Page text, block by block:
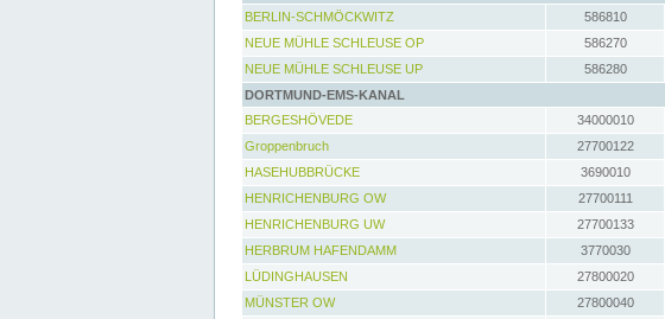
BERLIN-SCHMÖCKWITZ
586810
NEUE MÜHLE SCHLEUSE OP
586270
NEUE MÜHLE SCHLEUSE UP
586280
DORTMUND-EMS-KANAL
BERGESHÖVEDE
34000010
Groppenbruch
27700122
HASEHUBBRÜCKE
3690010
HENRICHENBURG OW
27700111
HENRICHENBURG UW
27700133
HERBRUM HAFENDAMM
3770030
LÜDINGHAUSEN
27800020
MÜNSTER OW
27800040